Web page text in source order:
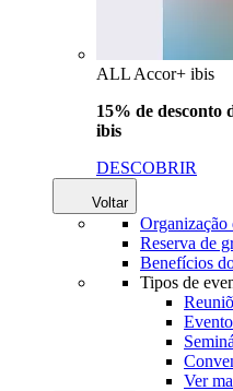
ALL Accor+ ibis
15% de desconto
ibis
DESCOBRIR
Voltar
Organização
Reserva de
Benefícios
Tipos de
Ver